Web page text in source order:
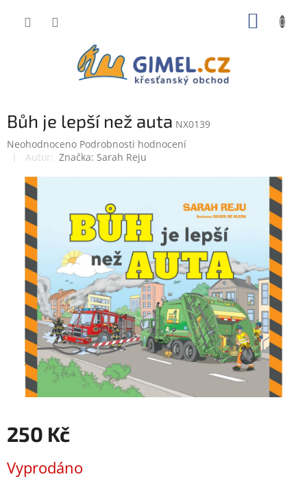
Bůh je lepší než auta NX0139
Průměrné
hodnocení
hvězdiček.
Neohodnoceno Podrobnosti hodnocení
Značka: Sarah Reju
250 Kč
cena:
Vyprodáno